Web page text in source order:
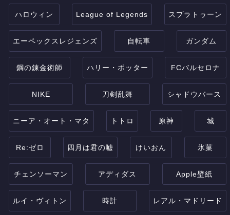
ハロウィン League of Legends スプラトゥーン
エーペックスレジェンズ 自転車 ガンダム
鋼の錬金術師 ハリー・ポッター FCバルセロナ
NIKE 刀剣乱舞 シャドウバース
ニーア・オート・マタ トトロ 原神 城
Re:ゼロ 四月は君の嘘 けいおん 氷菓
チェンソーマン アディダス Apple壁紙
ルイ・ヴィトン 時計 レアル・マドリード